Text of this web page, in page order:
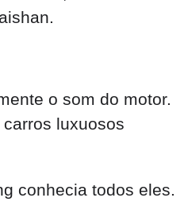
o som do motor.
luxuosos
conhecia todos eles.